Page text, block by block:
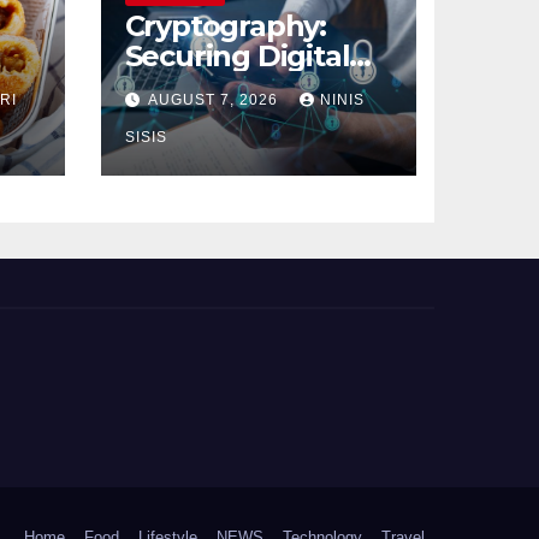
Cryptography:
Securing Digital
Communication
AUGUST 7, 2026 NINIS
SISIS